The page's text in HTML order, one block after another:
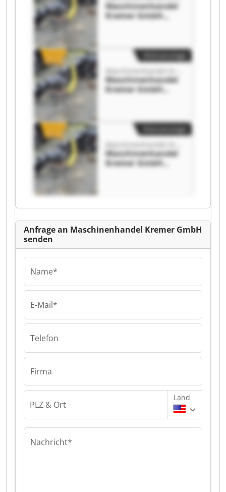
Maschinenhandel
Kremer GmbH
Maschinenhandel
Kremer GmbH
Kleinanzeige
Maschinenhandel
Kremer GmbH
Kleinanzeige
Anfrage an Maschinenhandel Kremer GmbH
senden
Name*
E-Mail*
Telefon
Firma
PLZ & Ort
Land
Nachricht*